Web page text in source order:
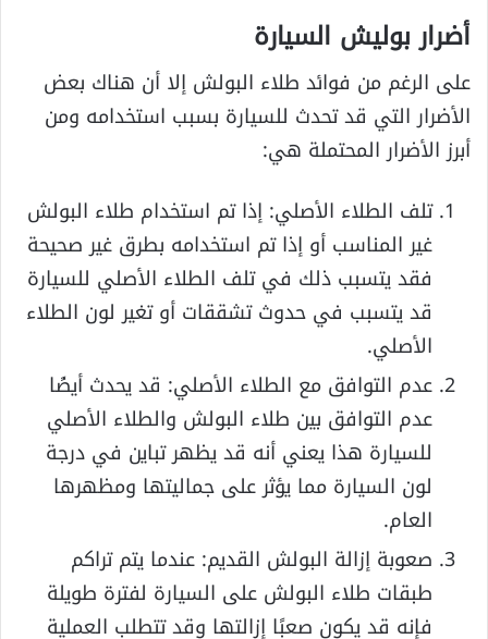
أضرار بوليش السيارة
على الرغم من فوائد طلاء البولش إلا أن هناك بعض
الأضرار التي قد تحدث للسيارة بسبب استخدامه ومن
أبرز الأضرار المحتملة هي:
تلف الطلاء الأصلي: إذا تم استخدام طلاء البولش
غير المناسب أو إذا تم استخدامه بطرق غير صحيحة
فقد يتسبب ذلك في تلف الطلاء الأصلي للسيارة
قد يتسبب في حدوث تشققات أو تغير لون الطلاء
الأصلي.
عدم التوافق مع الطلاء الأصلي: قد يحدث أيضًا
عدم التوافق بين طلاء البولش والطلاء الأصلي
للسيارة هذا يعني أنه قد يظهر تباين في درجة
لون السيارة مما يؤثر على جماليتها ومظهرها
العام.
صعوبة إزالة البولش القديم: عندما يتم تراكم
طبقات طلاء البولش على السيارة لفترة طويلة
فإنه قد يكون صعبًا إزالتها وقد تتطلب العملية